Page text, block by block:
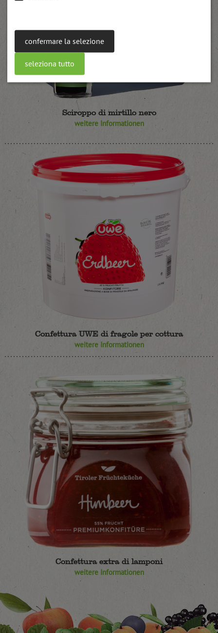
confermare la selezione
seleziona tutto
Sciroppo di mirtillo nero
weitere Informationen
Confettura UWE di fragole per cottura
weitere Informationen
Confettura extra di lamponi
weitere Informationen